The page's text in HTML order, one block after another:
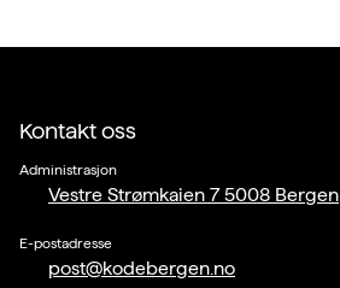
Kontakt oss
Administrasjon
Vestre Strømkaien 7 5008 Bergen
E-postadresse
post@kodebergen.no